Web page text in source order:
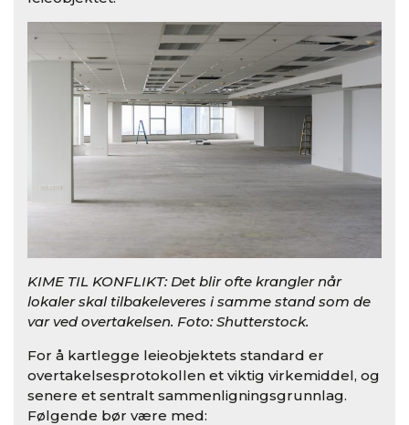
KIME TIL KONFLIKT: Det blir ofte krangler når
lokaler skal tilbakeleveres i samme stand som de
var ved overtakelsen. Foto: Shutterstock.
For å kartlegge leieobjektets standard er
overtakelsesprotokollen et viktig virkemiddel, og
senere et sentralt sammenligningsgrunnlag.
Følgende bør være med: